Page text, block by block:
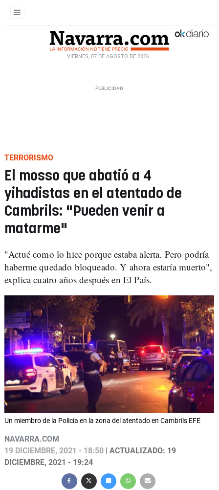
VIERNES, 07 DE AGOSTO DE 2026
TERRORISMO
El mosso que abatió a 4
yihadistas en el atentado de
Cambrils: "Pueden venir a
matarme"
"Actué como lo hice porque estaba alerta. Pero podría
haberme quedado bloqueado. Y ahora estaría muerto",
explica cuatro años después en El País.
Un miembro de la Policía en la zona del atentado en Cambrils EFE
NAVARRA.COM
19 DICIEMBRE, 2021 - 18:50 | ACTUALIZADO: 19
DICIEMBRE, 2021 - 19:24